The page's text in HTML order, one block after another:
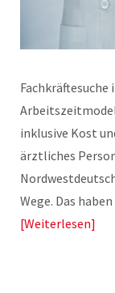
Fachkräftesuche
inklusive Kost
ärztliches
Wege. Das
Weiterlesen